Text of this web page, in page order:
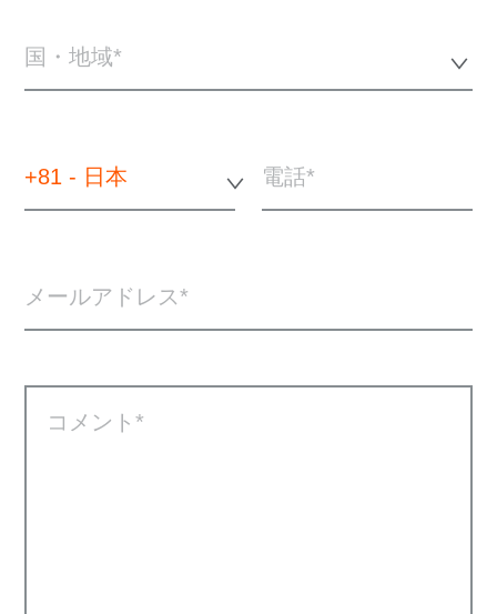
国・地域*
+81 - 日本 電話
メールアドレス
コメント